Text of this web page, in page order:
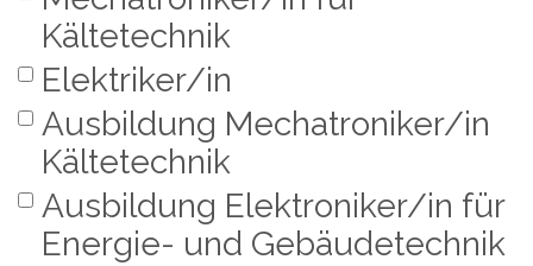
Kältetechnik
Elektriker/in
Ausbildung Mechatroniker/in
Kältetechnik
Ausbildung Elektroniker/in für
Energie- und Gebäudetechnik